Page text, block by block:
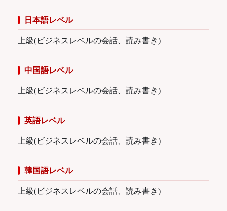
日本語レベル
上級(ビジネスレベルの会話、読み書き)
中国語レベル
上級(ビジネスレベルの会話、読み書き)
英語レベル
上級(ビジネスレベルの会話、読み書き)
韓国語レベル
上級(ビジネスレベルの会話、読み書き)